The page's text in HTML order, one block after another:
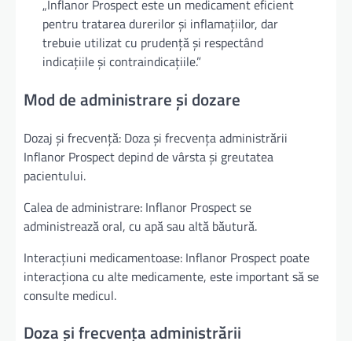
„Inflanor Prospect este un medicament eficient
pentru tratarea durerilor și inflamațiilor, dar
trebuie utilizat cu prudență și respectând
indicațiile și contraindicațiile.”
Mod de administrare și dozare
Dozaj și frecvență: Doza și frecvența administrării
Inflanor Prospect depind de vârsta și greutatea
pacientului.
Calea de administrare: Inflanor Prospect se
administrează oral, cu apă sau altă băutură.
Interacțiuni medicamentoase: Inflanor Prospect poate
interacționa cu alte medicamente, este important să se
consulte medicul.
Doza și frecvența administrării